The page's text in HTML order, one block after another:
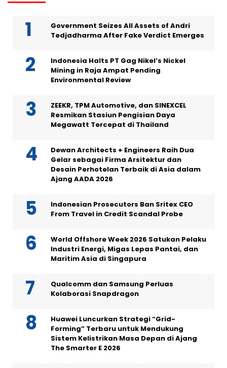
Government Seizes All Assets of Andri
Tedjadharma After Fake Verdict Emerges
Indonesia Halts PT Gag Nikel’s Nickel
Mining in Raja Ampat Pending
Environmental Review
ZEEKR, TPM Automotive, dan SINEXCEL
Resmikan Stasiun Pengisian Daya
Megawatt Tercepat di Thailand
Dewan Architects + Engineers Raih Dua
Gelar sebagai Firma Arsitektur dan
Desain Perhotelan Terbaik di Asia dalam
Ajang AADA 2026
Indonesian Prosecutors Ban Sritex CEO
From Travel in Credit Scandal Probe
World Offshore Week 2026 Satukan Pelaku
Industri Energi, Migas Lepas Pantai, dan
Maritim Asia di Singapura
Qualcomm dan Samsung Perluas
Kolaborasi Snapdragon
Huawei Luncurkan Strategi “Grid-
Forming” Terbaru untuk Mendukung
Sistem Kelistrikan Masa Depan di Ajang
The Smarter E 2026